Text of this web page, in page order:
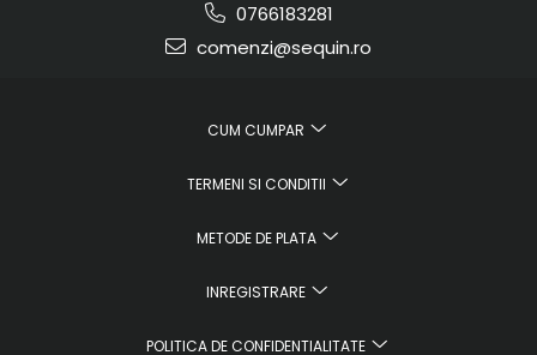
0766183281
comenzi@sequin.ro
CUM CUMPAR
TERMENI SI CONDITII
METODE DE PLATA
INREGISTRARE
POLITICA DE CONFIDENTIALITATE